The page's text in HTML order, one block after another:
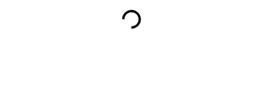
laden